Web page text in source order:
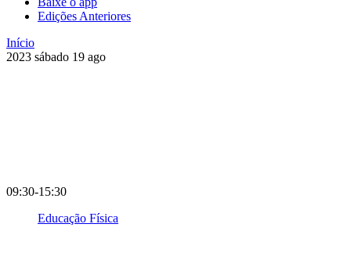
Edições Anteriores
Início
2023 sábado 19 ago
09:30-15:30
Educação Física